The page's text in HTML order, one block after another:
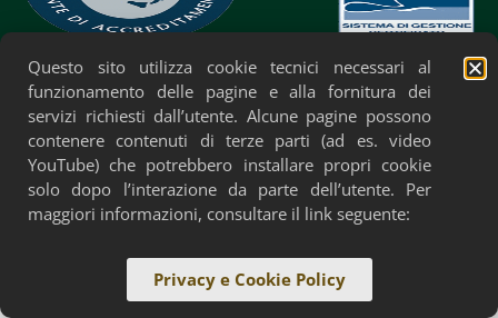
Privacy Policy Cookie Policy Accessibilità
Questo sito utilizza cookie tecnici necessari al
funzionamento delle pagine e alla fornitura dei
servizi richiesti dall’utente. Alcune pagine possono
contenere contenuti di terze parti (ad es. video
YouTube) che potrebbero installare propri cookie
solo dopo l’interazione da parte dell’utente. Per
maggiori informazioni, consultare il link seguente:
Privacy e Cookie Policy